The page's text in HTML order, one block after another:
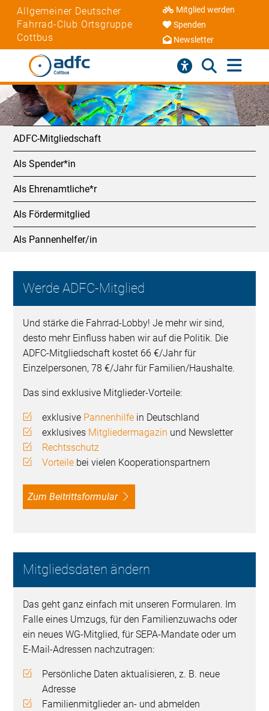
Allgemeiner Deutscher
Fahrrad-Club Ortsgruppe
Cottbus
Mitglied werden
Spenden
Newsletter
ADFC-Mitgliedschaft
Als Spender*in
Als Ehrenamtliche*r
Als Fördermitglied
Als Pannenhelfer/in
Werde ADFC-Mitglied
Und stärke die Fahrrad-Lobby! Je mehr wir sind,
desto mehr Einfluss haben wir auf die Politik. Die
ADFC-Mitgliedschaft kostet 66 €/Jahr für
Einzelpersonen, 78 €/Jahr für Familien/Haushalte.
Das sind exklusive Mitglieder-Vorteile:
exklusive Pannenhilfe in Deutschland
exklusives Mitgliedermagazin und Newsletter
Rechtsschutz
Vorteile bei vielen Kooperationspartnern
Zum Beitrittsformular
Mitgliedsdaten ändern
Das geht ganz einfach mit unseren Formularen. Im
Falle eines Umzugs, für den Familienzuwachs oder
ein neues WG-Mitglied, für SEPA-Mandate oder um
E-Mail-Adressen nachzutragen:
Persönliche Daten aktualisieren, z. B. neue
Adresse
Familienmitglieder an- und abmelden